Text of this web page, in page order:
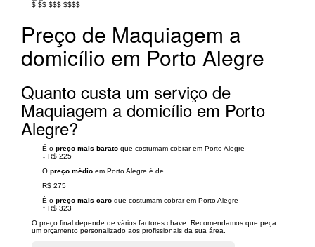
$ $$ $$$ $$$$
Preço de Maquiagem a
domicílio em Porto Alegre
Quanto custa um serviço de
Maquiagem a domicílio em Porto
Alegre?
É o preço mais barato que costumam cobrar em Porto Alegre
↓ R$ 225
O preço médio em Porto Alegre é de
R$ 275
É o preço mais caro que costumam cobrar em Porto Alegre
↑ R$ 323
O preço final depende de vários factores chave. Recomendamos que peça
um orçamento personalizado aos profissionais da sua área.